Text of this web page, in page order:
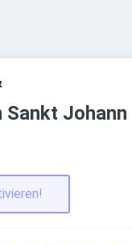
Sankt Johann